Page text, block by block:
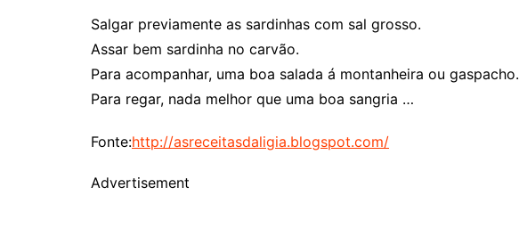
Salgar previamente as sardinhas com sal grosso.
Assar bem sardinha no carvão.
Para acompanhar, uma boa salada á montanheira ou gaspacho.
Para regar, nada melhor que uma boa sangria …
Fonte:http://asreceitasdaligia.blogspot.com/
Advertisement